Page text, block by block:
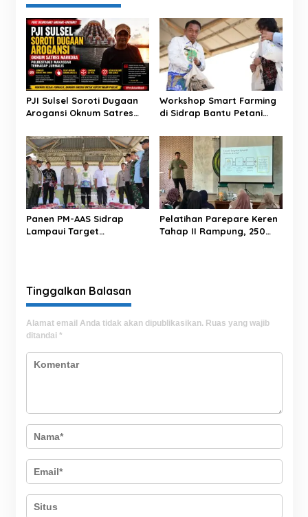
s
p
o
s
PJI Sulsel Soroti Dugaan
Arogansi Oknum Satres
Makassar terhadap
Jurnalis Saat Peliputan
Workshop Smart Farming
di Sidrap Bantu Petani
Pertanian Modern
Panen PM-AAS Sidrap
Lampaui Target
Pelatihan Parepare Keren
Tahap II Rampung, 250
Tinggalkan Balasan
Alamat email Anda tidak akan dipublikasikan. Ruas yang wajib
ditandai *